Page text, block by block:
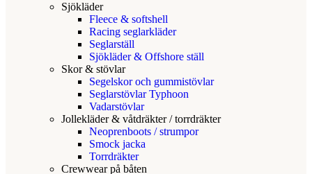
Sjökläder
Fleece & softshell
Racing seglarkläder
Seglarställ
Sjökläder & Offshore ställ
Skor & stövlar
Segelskor och gummistövlar
Seglarstövlar Typhoon
Vadarstövlar
Jollekläder & våtdräkter / torrdräkter
Neoprenboots / strumpor
Smock jacka
Torrdräkter
Crewwear på båten